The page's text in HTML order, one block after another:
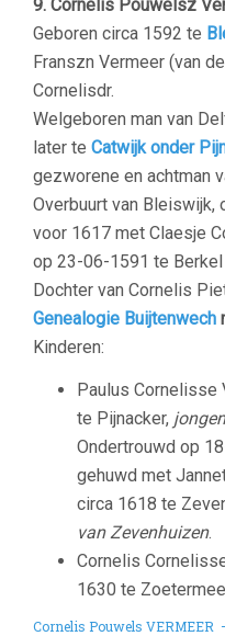
9. Cornelis Pouwelsz
Geboren circa 1592 te
Franszn Vermeer (van
Cornelisdr.
Welgeboren man van
later te Catwijk onder
gezworene en achtman
Overbuurt van Bleiswijk,
voor 1617 met Claesje
op 23-06-1591 te
Dochter van Cornelis
Genealogie Buijtenwech
Kinderen:
Paulus Cornelisse
te Pijnacker,
Ondertrouwd op
gehuwd met
circa 1618 te
van Zevenhuizen.
Cornelis
1630 te
Cornelis Pouwels VERMEER